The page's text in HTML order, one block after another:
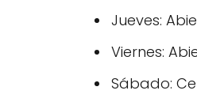
Jueves:
Viernes:
Sábado: